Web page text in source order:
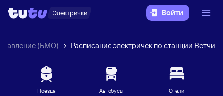
Электрички Войти
(БМО) Расписание электричек по станции Ветчи
Поезда Автобусы Отели